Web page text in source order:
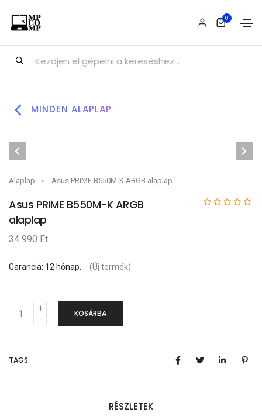
0
MINDEN ALAPLAP
Alaplap Asus PRIME B550M-K ARGB alaplap
Asus PRIME B550M-K ARGB
alaplap
34 990 Ft
Garancia: 12 hónap. (Új termék)
e
n
KOSÁRBA
TAGS:
RÉSZLETEK